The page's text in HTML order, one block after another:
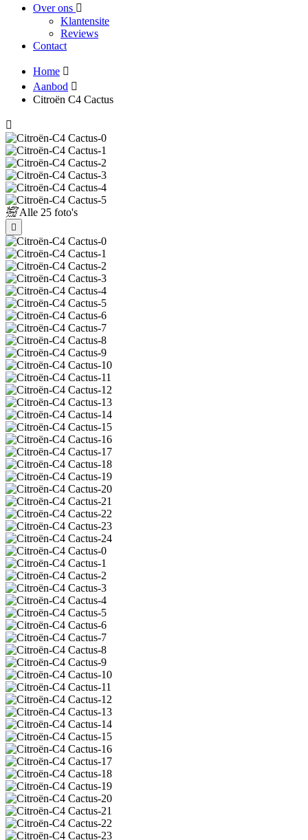
Over ons
Klantensite
Reviews
Contact
Home
Aanbod
Citroën C4 Cactus
Alle 25 foto's